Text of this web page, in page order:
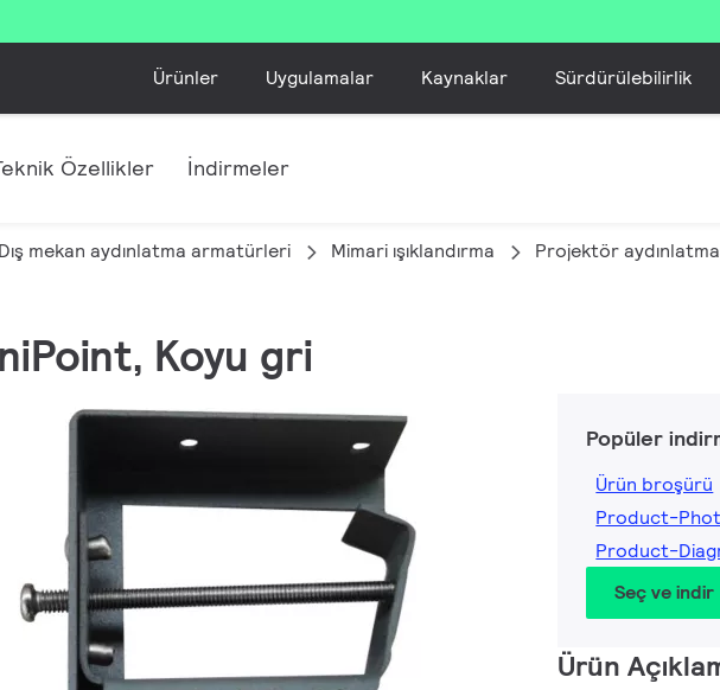
Ürünler Uygulamalar Kaynaklar Sürdürülebilirlik
Özellikler İndirmeler
Dış mekan aydınlatma armatürleri Mimari ışıklandırma Projektör
Koyu gri
Popüler
Ürün broşürü
Product-
Product-
Seç ve indir
Ürün